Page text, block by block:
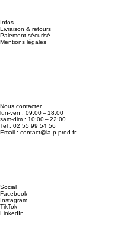
Social
Facebook
Instagram
TikTok
LinkedIn
Infos
Livraison & retours
Paiement sécurisé
Mentions légales
Nous contacter
lun-ven : 09:00 – 18:00
sam-dim : 10:00 – 22:00
Tel : 02 55 99 54 56
Email : contact@la-p-prod.fr